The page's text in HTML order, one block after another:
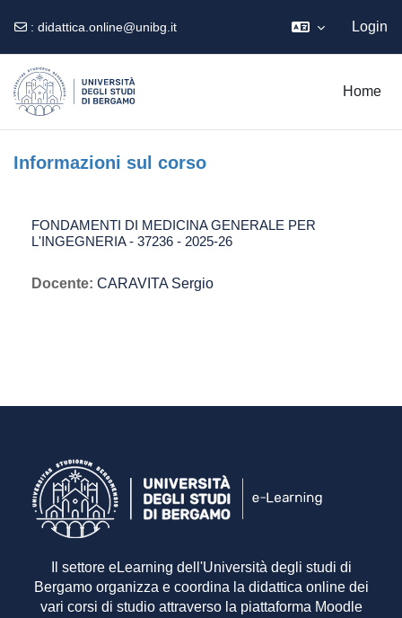
: didattica.online@unibg.it Login
Home
Informazioni sul corso
FONDAMENTI DI MEDICINA GENERALE PER
L'INGEGNERIA - 37236 - 2025-26
Docente: CARAVITA Sergio
Il settore eLearning dell'Università degli studi di
Bergamo organizza e coordina la didattica online dei
vari corsi di studio attraverso la piattaforma Moodle